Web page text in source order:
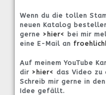
Wenn du die tollen
neuen Katalog
gerne >hier< bei mir
eine E-Mail an
Auf meinem YouTube
dir >hier< das Video zu
Schreib mir gerne in
Idee gefällt.